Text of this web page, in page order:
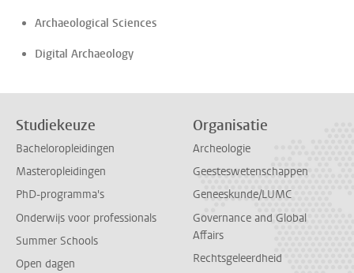
Archaeological Sciences
Digital Archaeology
Studiekeuze
Bacheloropleidingen
Masteropleidingen
PhD-programma's
Onderwijs voor professionals
Summer Schools
Open dagen
Organisatie
Archeologie
Geesteswetenschappen
Geneeskunde/LUMC
Governance and Global
Affairs
Rechtsgeleerdheid